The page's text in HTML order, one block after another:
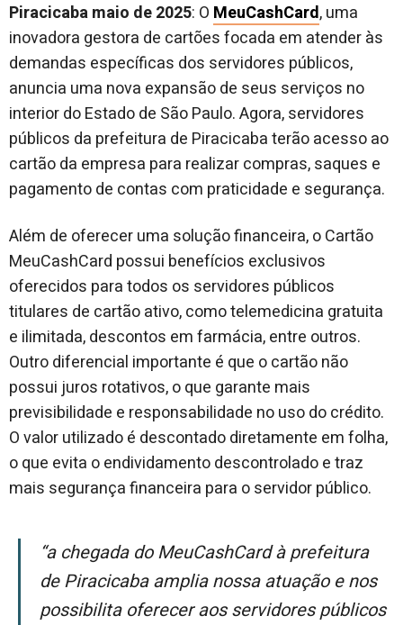
Piracicaba maio de 2025: O MeuCashCard, uma
inovadora gestora de cartões focada em atender às
demandas específicas dos servidores públicos,
anuncia uma nova expansão de seus serviços no
interior do Estado de São Paulo. Agora, servidores
públicos da prefeitura de Piracicaba terão acesso ao
cartão da empresa para realizar compras, saques e
pagamento de contas com praticidade e segurança.
Além de oferecer uma solução financeira, o Cartão
MeuCashCard possui benefícios exclusivos
oferecidos para todos os servidores públicos
titulares de cartão ativo, como telemedicina gratuita
e ilimitada, descontos em farmácia, entre outros.
Outro diferencial importante é que o cartão não
possui juros rotativos, o que garante mais
previsibilidade e responsabilidade no uso do crédito.
O valor utilizado é descontado diretamente em folha,
o que evita o endividamento descontrolado e traz
mais segurança financeira para o servidor público.
“A chegada do MeuCashCard à prefeitura
de Piracicaba amplia nossa atuação e nos
possibilita oferecer aos servidores públicos